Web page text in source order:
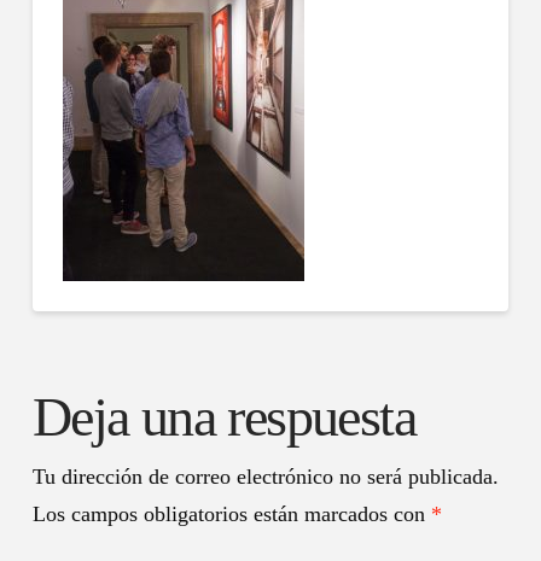
Deja una respuesta
Tu dirección de correo electrónico no será publicada.
Los campos obligatorios están marcados con *